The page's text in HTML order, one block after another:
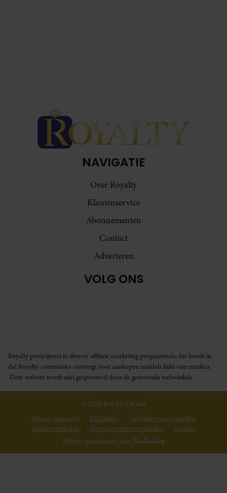
NAVIGATIE
Over Royalty
Klantenservice
Abonnementen
Contact
Adverteren
VOLG ONS
Royalty participeert in diverse affiliate marketing programma’s, dat houdt in
dat Royalty commissies ontvangt voor aankopen middels links van retailers.
Deze website wordt niet gesponsord door de genoemde webwinkels.
© 2026 Royalty Online
Privacy statement Disclaimer
Gebruikersvoorwaarden
Spelvoorwaarden
Abonnementsvoorwaarden
Cookies
Website gerealiseerd door MediaSoep